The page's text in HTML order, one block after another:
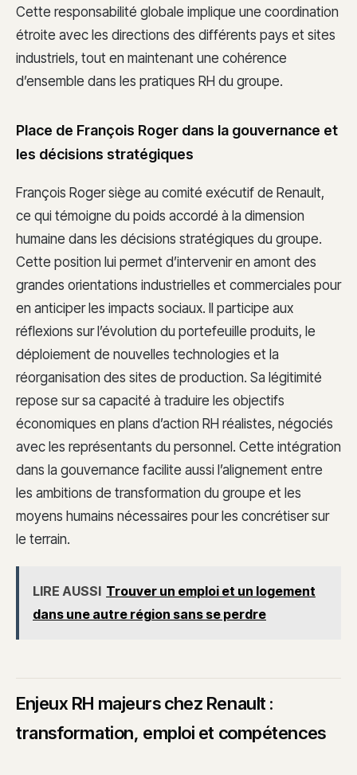
Cette responsabilité globale implique une coordination
étroite avec les directions des différents pays et sites
industriels, tout en maintenant une cohérence
d’ensemble dans les pratiques RH du groupe.
Place de François Roger dans la gouvernance et
les décisions stratégiques
François Roger siège au comité exécutif de Renault,
ce qui témoigne du poids accordé à la dimension
humaine dans les décisions stratégiques du groupe.
Cette position lui permet d’intervenir en amont des
grandes orientations industrielles et commerciales pour
en anticiper les impacts sociaux. Il participe aux
réflexions sur l’évolution du portefeuille produits, le
déploiement de nouvelles technologies et la
réorganisation des sites de production. Sa légitimité
repose sur sa capacité à traduire les objectifs
économiques en plans d’action RH réalistes, négociés
avec les représentants du personnel. Cette intégration
dans la gouvernance facilite aussi l’alignement entre
les ambitions de transformation du groupe et les
moyens humains nécessaires pour les concrétiser sur
le terrain.
LIRE AUSSI Trouver un emploi et un logement
dans une autre région sans se perdre
Enjeux RH majeurs chez Renault :
transformation, emploi et compétences